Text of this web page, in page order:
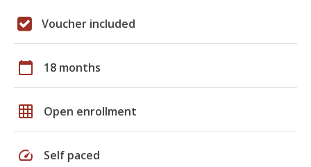
Voucher included
calendar_today 18 months
grid_on Open enrollment
speed Self paced